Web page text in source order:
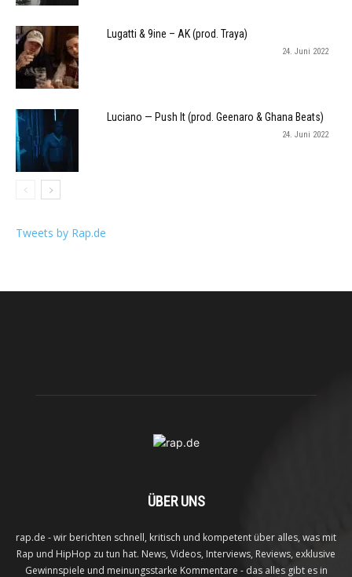
Lugatti & 9ine – AK (prod. Traya)
24. Juni 2022
Luciano — Push It (prod. Geenaro & Ghana Beats)
24. Juni 2022
Tweets by Rap.de
ÜBER UNS
rap.de - wir berichten schnell, kritisch und kompetent über alles, was mit
Rap und HipHop zu tun hat. News, Videos, Interviews, Reviews, exklusive
Gewinnspiele und meinungsstarke Kommentare - das alles gibt es in